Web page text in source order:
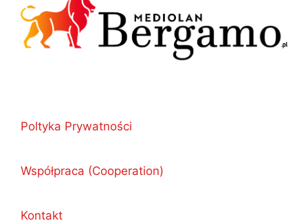
Poltyka Prywatności
Współpraca (Cooperation)
Kontakt